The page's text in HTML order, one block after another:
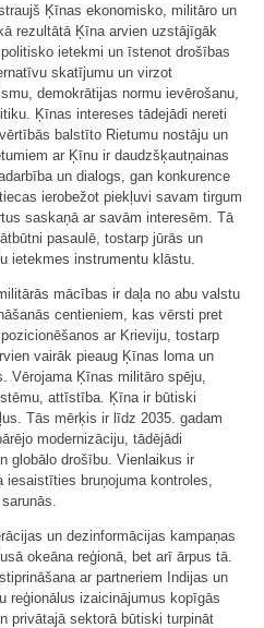
Ķīnas ekonomisko, militāro un
rezultātā Ķīna arvien uzstājīgāk
ietekmi un īstenot drošības
skatījumu un virzot
demokrātijas normu ievērošanu,
Ķīnas intereses tādejādi nereti
balstīto Rietumu nostāju un
ar Ķīnu ir daudzšķautņainas
un dialogs, gan konkurence
ierobežot piekļuvi savam tirgum
saskaņā ar savām interesēm. Tā
pasaulē, tostarp jūrās un
ietekmes instrumentu klāstu.
mācības ir daļa no abu valstu
centieniem, kas vērsti pret
ar Krieviju, tostarp
vairāk pieaug Ķīnas loma un
Vērojama Ķīnas militāro spēju,
attīstība. Ķīna ir būtiski
Tās mērķis ir līdz 2035. gadam
modernizāciju, tādējādi
globālo drošību. Vienlaikus ir
bruņojuma kontroles,
un dezinformācijas kampaņas
okeāna reģionā, bet arī ārpus tā.
ar partneriem Indijas un
reģionālus izaicinājumus kopīgās
privātajā sektorā būtiski turpināt